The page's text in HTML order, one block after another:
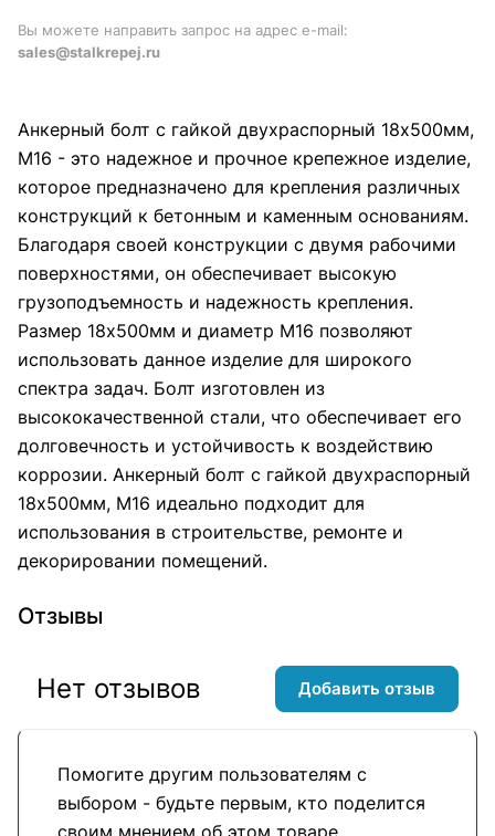
Вы можете направить запрос на адрес e-mail:
sales@stalkrepej.ru
Анкерный болт с гайкой двухраспорный 18х500мм,
М16 - это надежное и прочное крепежное изделие,
которое предназначено для крепления различных
конструкций к бетонным и каменным основаниям.
Благодаря своей конструкции с двумя рабочими
поверхностями, он обеспечивает высокую
грузоподъемность и надежность крепления.
Размер 18х500мм и диаметр М16 позволяют
использовать данное изделие для широкого
спектра задач. Болт изготовлен из
высококачественной стали, что обеспечивает его
долговечность и устойчивость к воздействию
коррозии. Анкерный болт с гайкой двухраспорный
18х500мм, М16 идеально подходит для
использования в строительстве, ремонте и
декорировании помещений.
Отзывы
Помогите другим пользователям с
выбором - будьте первым, кто поделится
своим мнением об этом товаре
Нет отзывов Добавить отзыв